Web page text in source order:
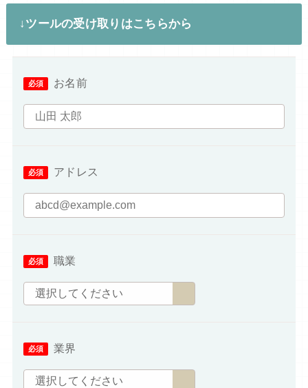
↓ツールの受け取りはこちらから
お名前
アドレス
職業
業界